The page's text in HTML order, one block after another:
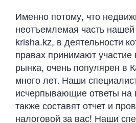
Именно потому, что
неотъемлемая часть
krisha.kz, в деятельности
правах принимают участие
рынка, очень популярен в
много лет. Наши
исчерпывающие ответы на
также составят отчет и
налоговой за вас! Наши